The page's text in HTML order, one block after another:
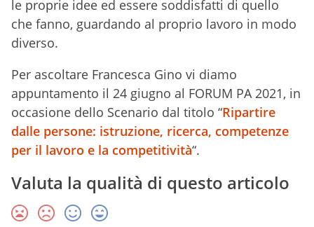
le proprie idee ed essere soddisfatti di quello
che fanno, guardando al proprio lavoro in modo
diverso.
Per ascoltare Francesca Gino vi diamo
appuntamento il 24 giugno al FORUM PA 2021, in
occasione dello Scenario dal titolo “Ripartire
dalle persone: istruzione, ricerca, competenze
per il lavoro e la competitività“.
Valuta la qualità di questo articolo